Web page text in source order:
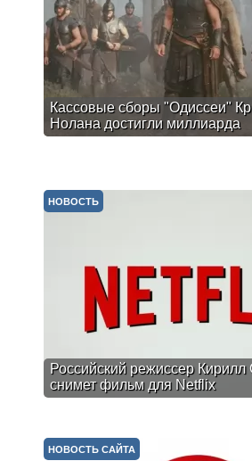
Кассовые сборы "Одиссеи"
Нолана достигли миллиарда
Российский режиссер Кирилл
снимет фильм для Netflix
НОВОСТЬ
НОВОСТЬ САЙТА